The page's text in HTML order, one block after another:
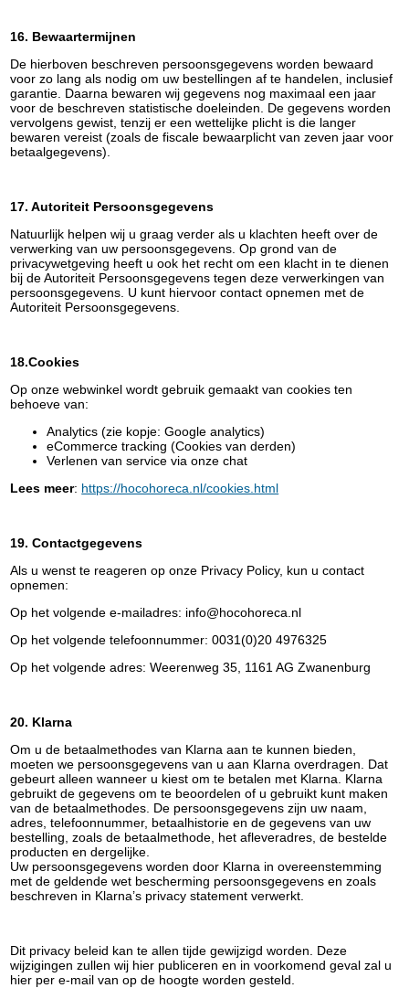
16. Bewaartermijnen
De hierboven beschreven persoonsgegevens worden bewaard
voor zo lang als nodig om uw bestellingen af te handelen, inclusief
garantie. Daarna bewaren wij gegevens nog maximaal een jaar
voor de beschreven statistische doeleinden. De gegevens worden
vervolgens gewist, tenzij er een wettelijke plicht is die langer
bewaren vereist (zoals de fiscale bewaarplicht van zeven jaar voor
betaalgegevens).
17. Autoriteit Persoonsgegevens
Natuurlijk helpen wij u graag verder als u klachten heeft over de
verwerking van uw persoonsgegevens. Op grond van de
privacywetgeving heeft u ook het recht om een klacht in te dienen
bij de Autoriteit Persoonsgegevens tegen deze verwerkingen van
persoonsgegevens. U kunt hiervoor contact opnemen met de
Autoriteit Persoonsgegevens.
18.Cookies
Op onze webwinkel wordt gebruik gemaakt van cookies ten
behoeve van:
Analytics (zie kopje: Google analytics)
eCommerce tracking (Cookies van derden)
Verlenen van service via onze chat
Lees meer: https://hocohoreca.nl/cookies.html
19. Contactgegevens
Als u wenst te reageren op onze Privacy Policy, kun u contact
opnemen:
Op het volgende e-mailadres: info@hocohoreca.nl
Op het volgende telefoonnummer: 0031(0)20 4976325
Op het volgende adres: Weerenweg 35, 1161 AG Zwanenburg
20. Klarna
Om u de betaalmethodes van Klarna aan te kunnen bieden,
moeten we persoonsgegevens van u aan Klarna overdragen. Dat
gebeurt alleen wanneer u kiest om te betalen met Klarna. Klarna
gebruikt de gegevens om te beoordelen of u gebruikt kunt maken
van de betaalmethodes. De persoonsgegevens zijn uw naam,
adres, telefoonnummer, betaalhistorie en de gegevens van uw
bestelling, zoals de betaalmethode, het afleveradres, de bestelde
producten en dergelijke.
Uw persoonsgegevens worden door Klarna in overeenstemming
met de geldende wet bescherming persoonsgegevens en zoals
beschreven in Klarna’s privacy statement verwerkt.
Dit privacy beleid kan te allen tijde gewijzigd worden. Deze
wijzigingen zullen wij hier publiceren en in voorkomend geval zal u
hier per e-mail van op de hoogte worden gesteld.